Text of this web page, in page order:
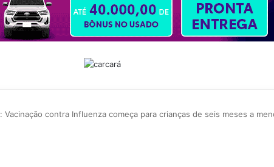
Vacinação contra Influenza começa para crianças de seis meses a